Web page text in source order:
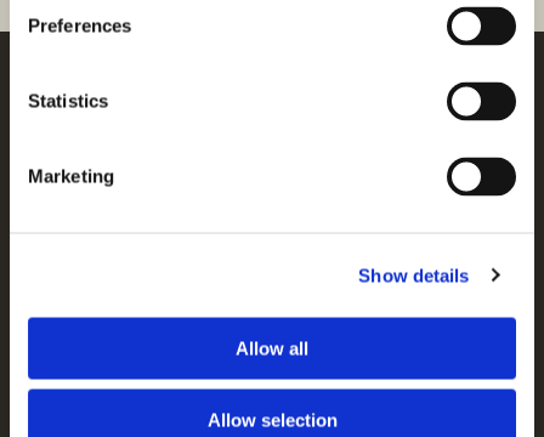
Preferences
Statistics
Marketing
Show details
Allow all
Allow selection
Kontakt
LAND
STANDORTE